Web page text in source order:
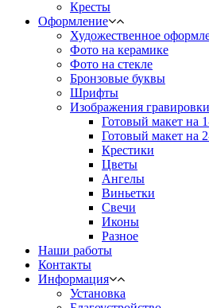
Кресты
Оформление
Художественное
Фото на керамике
Фото на стекле
Бронзовые буквы
Шрифты
Изображения гравировки
Готовый макет на
Готовый макет на
Крестики
Цветы
Ангелы
Виньетки
Свечи
Иконы
Разное
Наши работы
Контакты
Информация
Установка